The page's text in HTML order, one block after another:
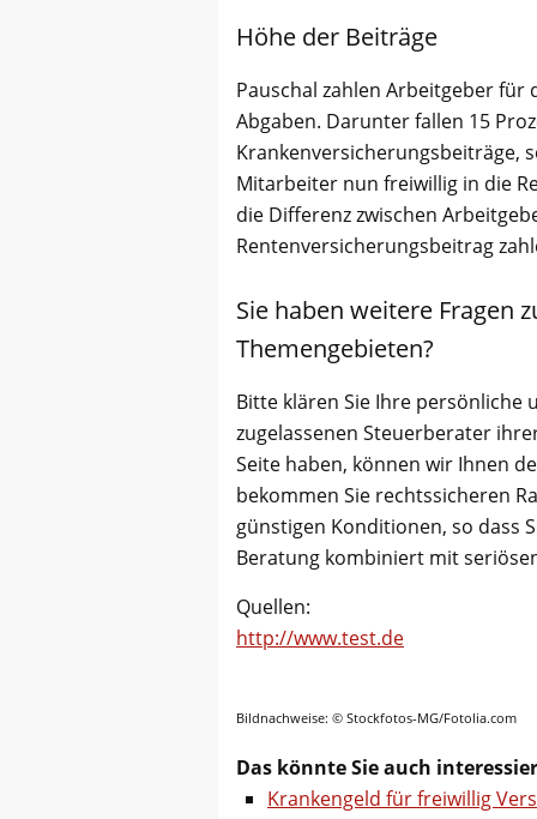
Höhe der Beiträge
Pauschal zahlen Arbeitgeber
Abgaben. Darunter fallen 15
Krankenversicherungsbeiträge,
Mitarbeiter nun freiwillig in die
die Differenz zwischen
Rentenversicherungsbeitrag
Sie haben weitere Fragen
Themengebieten?
Bitte klären Sie Ihre
zugelassenen Steuerberater
Seite haben, können wir Ihnen
bekommen Sie rechtssicheren
günstigen Konditionen, so dass
Beratung kombiniert mit
Quellen:
http://www.test.de
Bildnachweise: © Stockfotos-MG/Fotolia.com
Das könnte Sie auch
Krankengeld für freiwillig